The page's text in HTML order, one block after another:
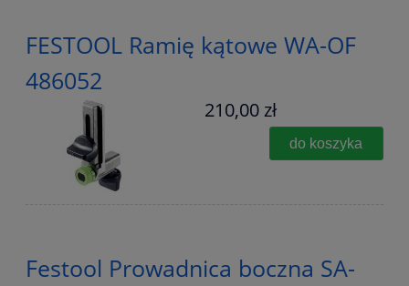
FESTOOL Ramię kątowe WA-OF
486052
210,00 zł
do koszyka
Festool Prowadnica boczna SA-